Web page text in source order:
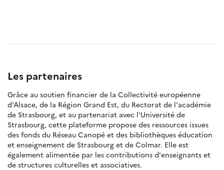
Les partenaires
Grâce au soutien financier de la Collectivité européenne
d'Alsace, de la Région Grand Est, du Rectorat de l'académie
de Strasbourg, et au partenariat avec l'Université de
Strasbourg, cette plateforme propose des ressources issues
des fonds du Réseau Canopé et des bibliothèques éducation
et enseignement de Strasbourg et de Colmar. Elle est
également alimentée par les contributions d'enseignants et
de structures culturelles et associatives.